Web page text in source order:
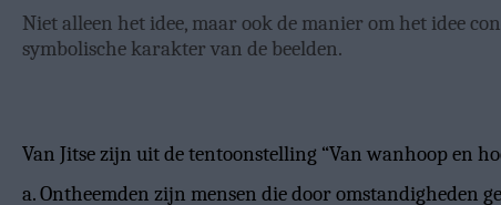
Niet alleen het idee, maar ook de manier om het idee
symbolische karakter van de beelden.
Van Jitse zijn uit de tentoonstelling “Van wanhoop en
a. Ontheemden zijn mensen die door omstandigheden